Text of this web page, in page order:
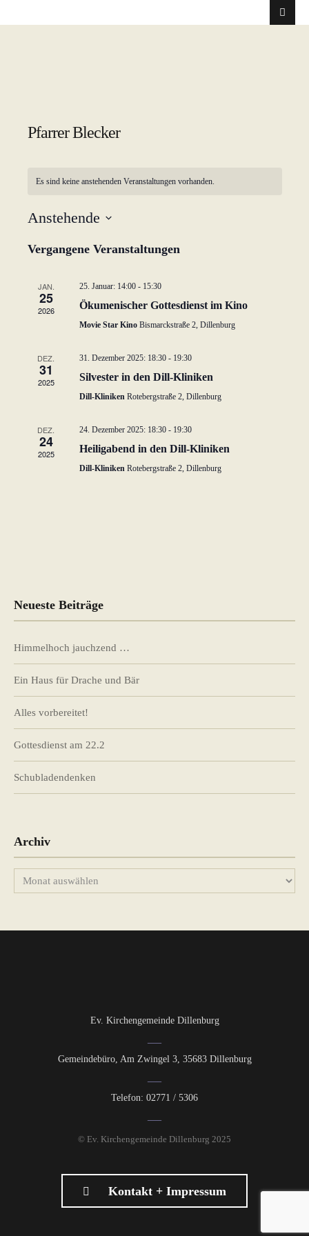
Pfarrer Blecker
Es sind keine anstehenden Veranstaltungen vorhanden.
Anstehende
a
Vergangene Veranstaltungen
JAN.
25
2026
25. Januar: 14:00- 15:30
Ökumenischer Gottesdienst im Kino
Movie Star Kino Bismarckstraße 2, Dillenburg
DEZ.
31
2025
31. Dezember 2025: 18:30- 19:30
Silvester in den Dill-Kliniken
Dill-Kliniken Rotebergstraße 2, Dillenburg
DEZ.
24
2025
24. Dezember 2025: 18:30- 19:30
Heiligabend in den Dill-Kliniken
Dill-Kliniken Rotebergstraße 2, Dillenburg
Neueste Beiträge
Himmelhoch jauchzend …
Ein Haus für Drache und Bär
Alles vorbereitet!
Gottesdienst am 22.2
Schubladendenken
Archiv
Archiv
Ev. Kirchengemeinde Dillenburg
Gemeindebüro, Am Zwingel 3, 35683 Dillenburg
Telefon: 02771 / 5306
© Ev. Kirchengemeinde Dillenburg 2025
Kontakt + Impressum